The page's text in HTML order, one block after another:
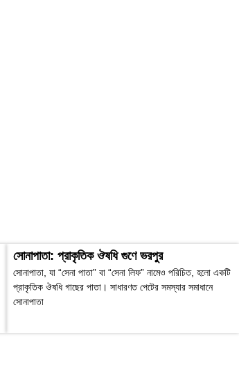
সোনাপাতা: প্রাকৃতিক ঔষধি গুণে ভরপুর
সোনাপাতা, যা “সেনা পাতা” বা “সেনা লিফ” নামেও পরিচিত, হলো একটি
প্রাকৃতিক ঔষধি গাছের পাতা। সাধারণত পেটের সমস্যার সমাধানে
সোনাপাতা